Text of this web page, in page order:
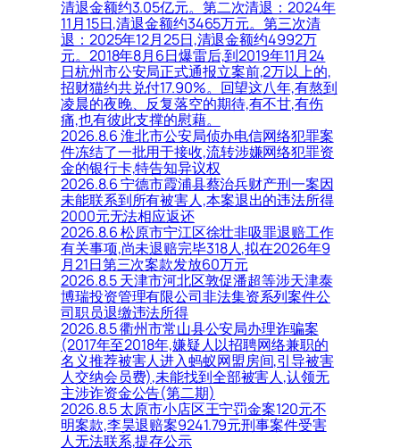
清退金额约3.05亿元。第二次清退：2024年
11月15日,清退金额约3465万元。第三次清
退：2025年12月25日,清退金额约4992万
元。2018年8月6日爆雷后,到2019年11月24
日杭州市公安局正式通报立案前,2万以上的,
招财猫约共兑付17.90%。回望这八年,有熬到
凌晨的夜晚、反复落空的期待,有不甘,有伤
痛,也有彼此支撑的慰藉。
2026.8.6 淮北市公安局侦办电信网络犯罪案
件冻结了一批用于接收,流转涉嫌网络犯罪资
金的银行卡,特告知异议权
2026.8.6 宁德市霞浦县蔡治兵财产刑一案因
未能联系到所有被害人,本案退出的违法所得
2000元无法相应返还
2026.8.6 松原市宁江区徐壮非吸罪退赔工作
有关事项,尚未退赔完毕318人,拟在2026年9
月21日第三次案款发放60万元
2026.8.5 天津市河北区敦促潘超等涉天津泰
博瑞投资管理有限公司非法集资系列案件公
司职员退缴违法所得
2026.8.5 衢州市常山县公安局办理诈骗案
(2017年至2018年,嫌疑人以招聘网络兼职的
名义推荐被害人进入蚂蚁网盟房间,引导被害
人交纳会员费),未能找到全部被害人,认领无
主涉诈资金公告(第二期)
2026.8.5 太原市小店区王宁罚金案120元不
明案款,李昊退赔案9241.79元刑事案件受害
人无法联系,提存公示